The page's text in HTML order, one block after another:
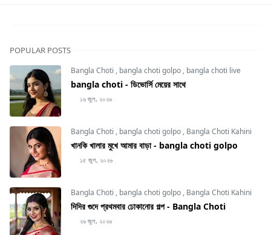
POPULAR POSTS
Bangla Choti , bangla choti golpo , bangla choti live
bangla choti - ডিভোর্সি মেয়ের সাথে
১৬ জুল, ২০২৬
Bangla Choti , bangla choti golpo , Bangla Choti Kahini
খানকি খালার মুখে আমার বাড়া - bangla choti golpo
১৫ জুল, ২০২৬
Bangla Choti , bangla choti golpo , Bangla Choti Kahini
দিদির গুদে প্রথমবার ঢোকানোর গল্প - Bangla Choti
২৬ জুল, ২০২৬